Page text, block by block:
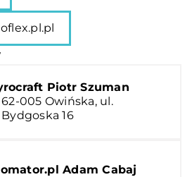
Piotr Szuman
62-005 Owińska, ul.
Bydgoska 16
Adam Cabaj